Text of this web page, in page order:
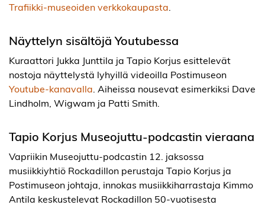
Trafiikki-museoiden verkkokaupasta.
Näyttelyn sisältöjä Youtubessa
Kuraattori Jukka Junttila ja Tapio Korjus esittelevät
nostoja näyttelystä lyhyillä videoilla Postimuseon
Youtube-kanavalla. Aiheissa nousevat esimerkiksi Dave
Lindholm, Wigwam ja Patti Smith.
Tapio Korjus Museojuttu-podcastin vieraana
Vapriikin Museojuttu-podcastin 12. jaksossa
musiikkiyhtiö Rockadillon perustaja Tapio Korjus ja
Postimuseon johtaja, innokas musiikkiharrastaja Kimmo
Antila keskustelevat Rockadillon 50-vuotisesta